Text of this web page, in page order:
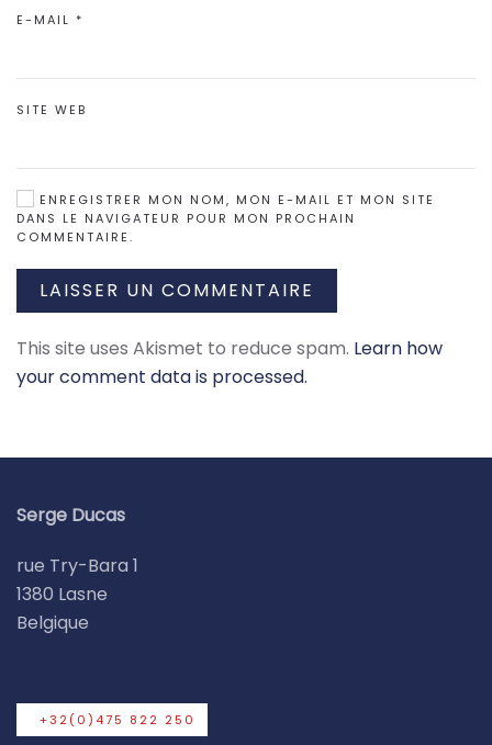
E-MAIL *
SITE WEB
ENREGISTRER MON NOM, MON E-MAIL ET MON SITE
DANS LE NAVIGATEUR POUR MON PROCHAIN
COMMENTAIRE.
LAISSER UN COMMENTAIRE
This site uses Akismet to reduce spam. Learn how
your comment data is processed.
Serge Ducas
rue Try-Bara 1
1380 Lasne
Belgique
+32(0)475 822 250